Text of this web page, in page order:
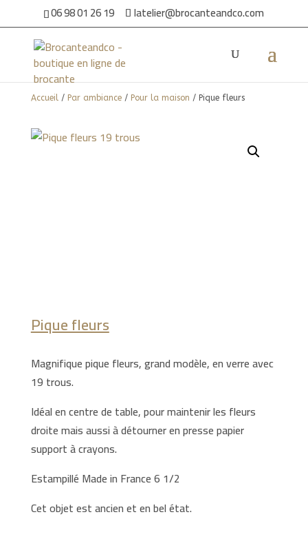
06 98 01 26 19 latelier@brocanteandco.com
Accueil/ Par ambiance/ Pour la maison / Pique fleurs
Pique fleurs
Magnifique pique fleurs, grand modèle, en verre avec
19 trous.
Idéal en centre de table, pour maintenir les fleurs
droite mais aussi à détourner en presse papier
support à crayons.
Estampillé Made in France 6 1/2
Cet objet est ancien et en bel état.